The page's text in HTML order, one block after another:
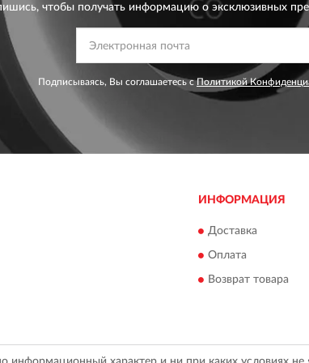
чтобы получать информацию о эксклюзивных
Подписываясь, Вы соглашаетесь сПолитикой
ИНФОРМАЦИЯ
Доставка
Оплата
Возврат товара